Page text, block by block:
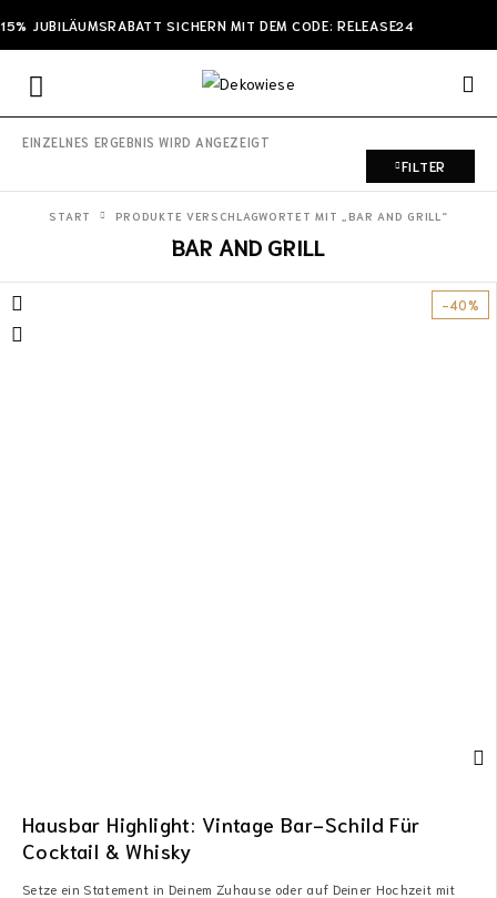
15% JUBILÄUMSRABATT SICHERN MIT DEM CODE: RELEASE24
EINZELNES ERGEBNIS WIRD ANGEZEIGT
FILTER
BAR AND GRILL
START PRODUKTE VERSCHLAGWORTET MIT „BAR AND GRILL“
-40%
Hausbar Highlight: Vintage Bar-Schild Für
Cocktail & Whisky
Setze ein Statement in Deinem Zuhause oder auf Deiner Hochzeit mit